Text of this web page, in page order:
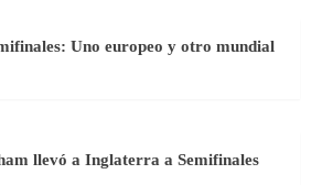
Uno europeo y otro mundial
llevó a Inglaterra a Semifinales